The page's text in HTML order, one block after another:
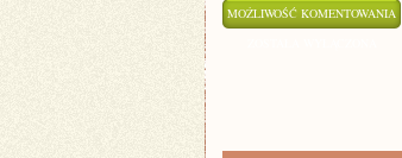
MOŻLIWOŚĆ KOMENTOWANIA